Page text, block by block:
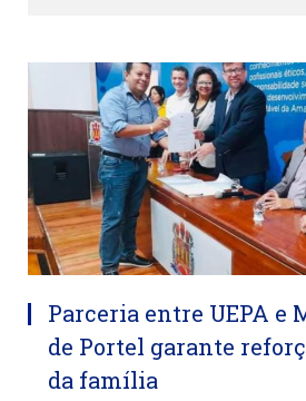
Parceria entre UEPA e
de Portel garante
da família